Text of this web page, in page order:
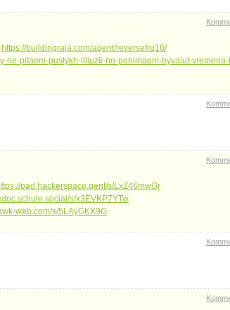
https://buildingraja.com/agent/reversefrq16/
ne-pitaem-pustykh-illiuzii-no-ponimaem-byvaiut-
pad.hackerspace.gent/s/LxZ46mwGr
s/x3EVKP7YTw
web.com/s/5LAyGKX9G